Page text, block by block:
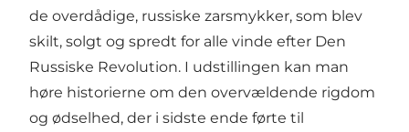
de overdådige, russiske zarsmykker, som blev
skilt, solgt og spredt for alle vinde efter Den
Russiske Revolution. I udstillingen kan man
høre historierne om den overvældende rigdom
og ødselhed, der i sidste ende førte til